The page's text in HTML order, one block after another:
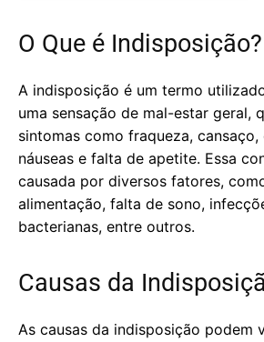
O Que é Indisposição?
A indisposição é um termo
uma sensação de mal-estar geral,
sintomas como fraqueza,
náuseas e falta de apetite. Essa
causada por diversos fatores,
alimentação, falta de sono,
bacterianas, entre outros.
Causas da
As causas da indisposição podem